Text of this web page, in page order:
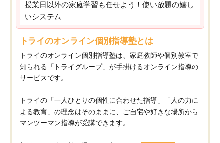
授業日以外の家庭学習も任せよう！使い放題の嬉し
いシステム
トライのオンライン個別指導塾とは
トライのオンライン個別指導塾は、家庭教師や個別教室で
知られる「トライグループ」が手掛けるオンライン指導の
サービスです。
トライの「一人ひとりの個性に合わせた指導」「人の力に
よる教育」の理念はそのままに、ご自宅や好きな場所から
マンツーマン指導が受講できます。